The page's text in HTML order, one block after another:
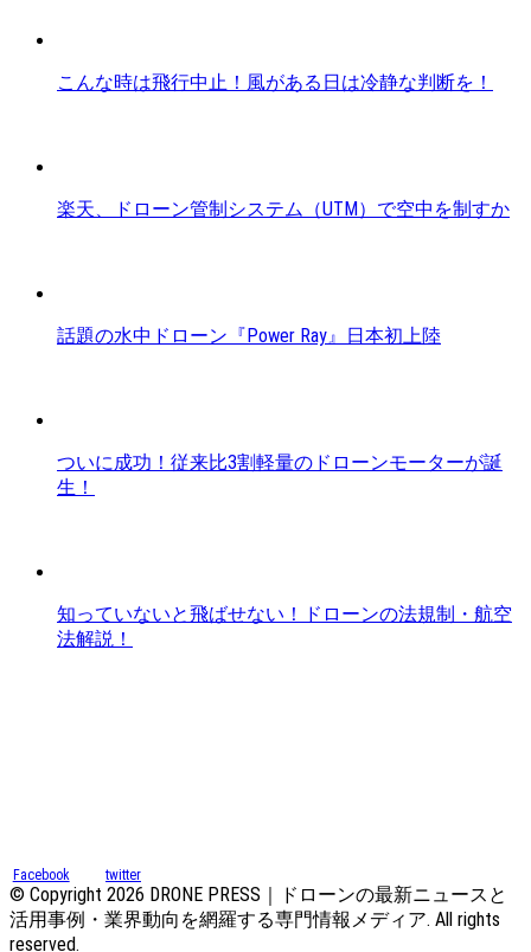
こんな時は飛行中止！風がある日は冷静な判断を！
楽天、ドローン管制システム（UTM）で空中を制すか
話題の水中ドローン『Power Ray』日本初上陸
ついに成功！従来比3割軽量のドローンモーターが誕
生！
知っていないと飛ばせない！ドローンの法規制・航空
法解説！
Facebook twitter
© Copyright 2026 DRONE PRESS｜ドローンの最新ニュースと
活用事例・業界動向を網羅する専門情報メディア. All rights
reserved.